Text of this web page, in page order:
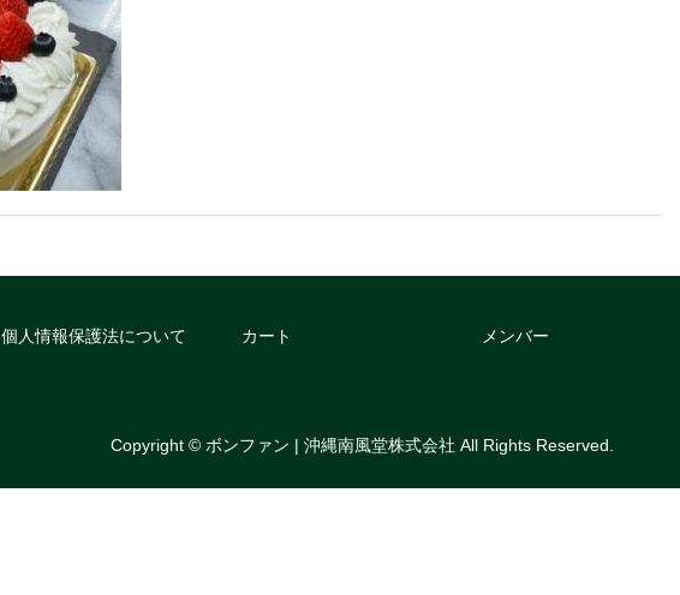
個人情報保護法について カート メンバー
Copyright © ボンファン | 沖縄南風堂株式会社 All Rights Reserved.